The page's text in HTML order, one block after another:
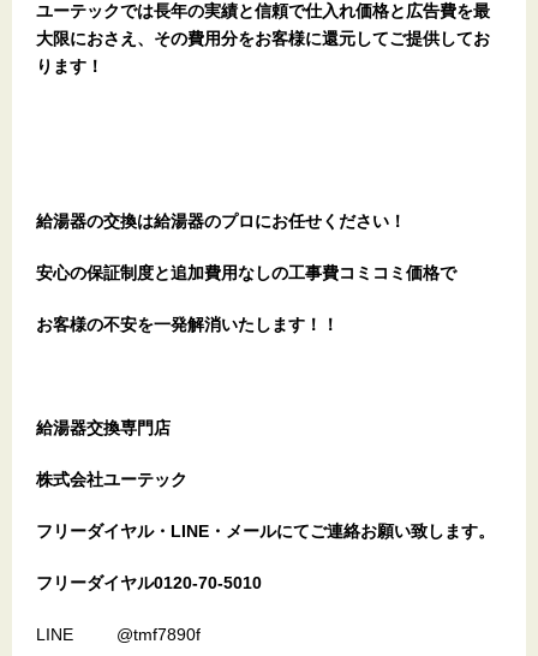
ユーテックでは長年の実績と信頼で仕入れ価格と広告費を最
大限におさえ、その費用分をお客様に還元してご提供してお
ります！
給湯器の交換は給湯器のプロにお任せください！
安心の保証制度と追加費用なしの工事費コミコミ価格で
お客様の不安を一発解消いたします ！！
給湯器交換専門店
株式会社ユーテック
フリーダイヤル・LINE・メールにてご連絡お願い致します。
フリーダイヤル0120-70-5010
LINE @tmf7890f